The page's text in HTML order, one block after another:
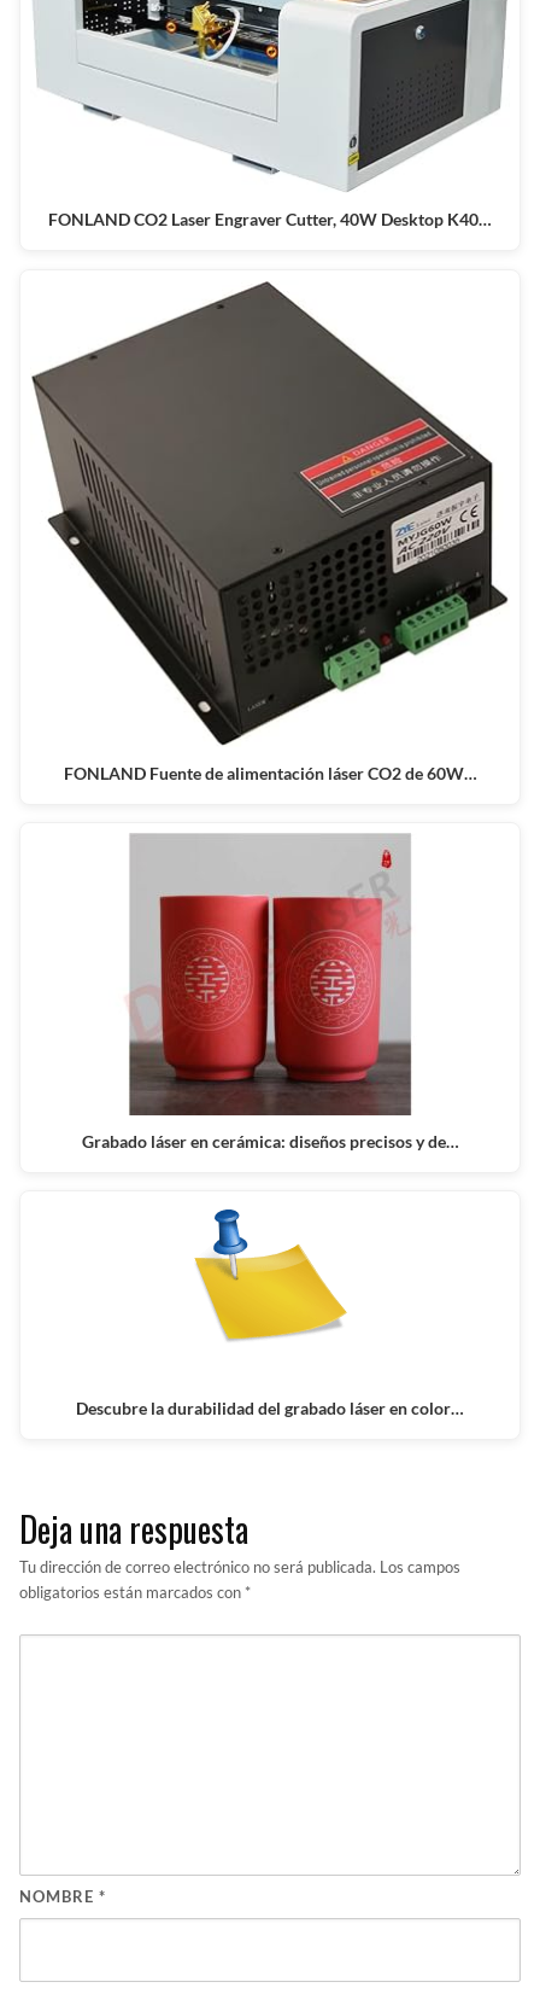
FONLAND CO2 Laser Engraver Cutter, 40W Desktop K40…
FONLAND Fuente de alimentación láser CO2 de 60W…
Grabado láser en cerámica: diseños precisos y de…
Descubre la durabilidad del grabado láser en color…
Deja una respuesta
Tu dirección de correo electrónico no será publicada. Los campos
obligatorios están marcados con *
NOMBRE *